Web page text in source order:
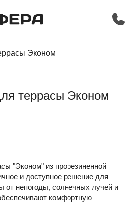
террасы Эконом
"Эконом" из прорезиненной
и доступное решение для
от непогоды, солнечных лучей и
комфортную